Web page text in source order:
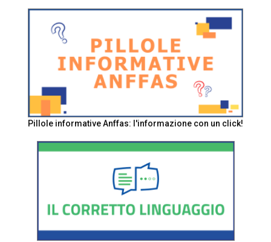
Pillole informative Anffas: l'informazione con un click!